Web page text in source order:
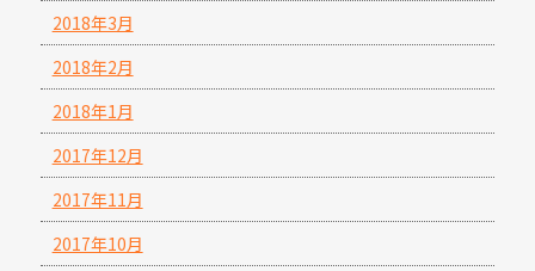
2018年3月
2018年2月
2018年1月
2017年12月
2017年11月
2017年10月